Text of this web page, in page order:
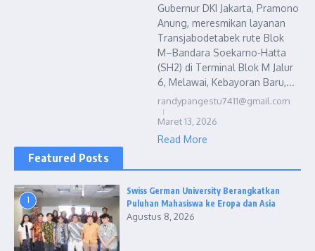
Gubernur DKI Jakarta, Pramono
Anung, meresmikan layanan
Transjabodetabek rute Blok
M–Bandara Soekarno-Hatta
(SH2) di Terminal Blok M Jalur
6, Melawai, Kebayoran Baru,...
randypangestu7411@gmail.com
Maret 13, 2026
Read More
Featured Posts
1
Swiss German University Berangkatkan
Puluhan Mahasiswa ke Eropa dan Asia
Agustus 8, 2026